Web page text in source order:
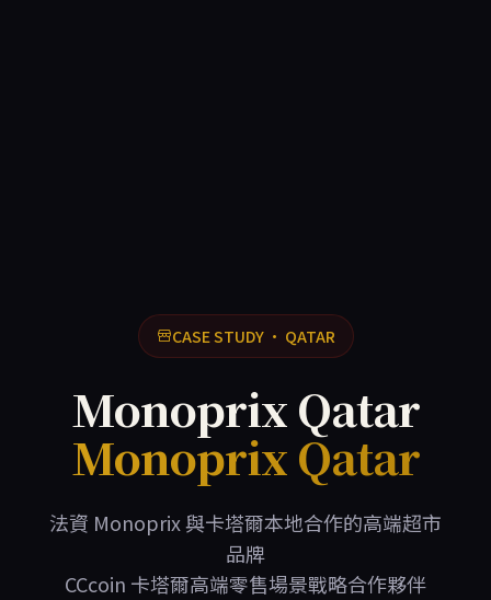
CASE STUDY · QATAR
Monoprix Qatar
Monoprix Qatar
法資 Monoprix 與卡塔爾本地合作的高端超市
品牌
CCcoin 卡塔爾高端零售場景戰略合作夥伴